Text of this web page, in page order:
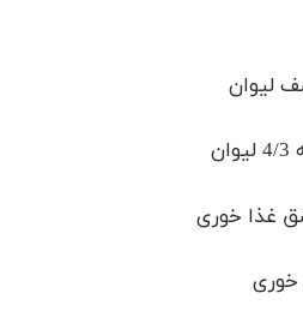
لیوان